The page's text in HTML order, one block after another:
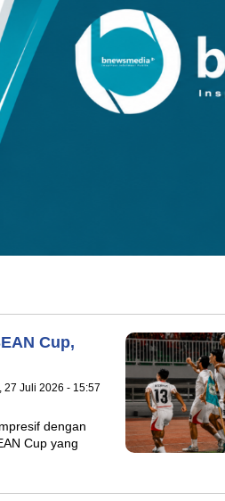
Cup,
27 Juli 2026 - 15:57
dengan
Cup yang